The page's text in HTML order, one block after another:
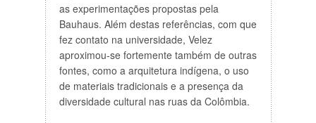
as experimentações propostas pela
Bauhaus. Além destas referências, com que
fez contato na universidade, Velez
aproximou-se fortemente também de outras
fontes, como a arquitetura indígena, o uso
de materiais tradicionais e a presença da
diversidade cultural nas ruas da Colômbia.